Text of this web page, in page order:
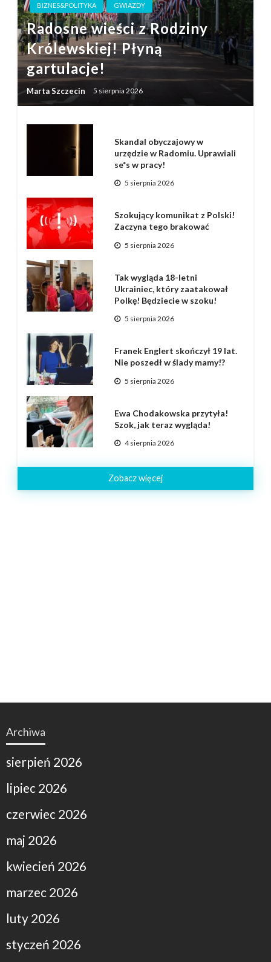
BIZNES&POLITYKA GWIAZDY
Radosne wieści z Rodziny
Królewskiej! Płyną
gartulacje!
Marta Szczecin 5 sierpnia 2026
Skandal obyczajowy w
urzędzie w Radomiu. Uprawiali
se*s w pracy!
5 sierpnia 2026
Szokujący komunikat z Polski!
Zaczyna tego brakować
5 sierpnia 2026
Tak wygląda 18-letni
Ukrainiec, który zaatakował
Polkę! Będziecie w szoku!
5 sierpnia 2026
Franek Englert skończył 19 lat.
Nie poszedł w ślady mamy!?
5 sierpnia 2026
Ewa Chodakowska przytyła!
Szok, jak teraz wygląda!
4 sierpnia 2026
Zobacz więcej
Archiwa
sierpień 2026
lipiec 2026
czerwiec 2026
maj 2026
kwiecień 2026
marzec 2026
luty 2026
styczeń 2026